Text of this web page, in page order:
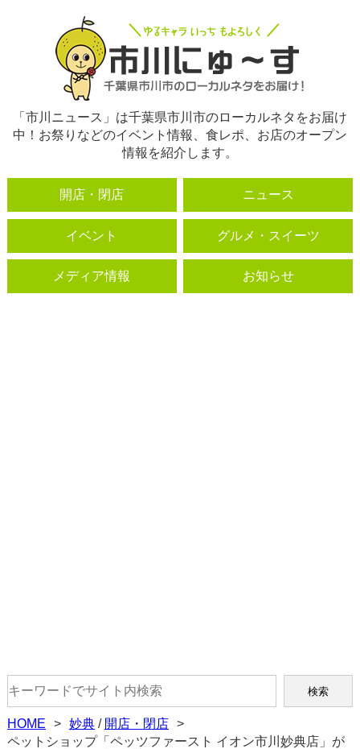
「市川ニュース」は千葉県市川市のローカルネタをお届け
中！お祭りなどのイベント情報、食レポ、お店のオープン
情報を紹介します。
開店・閉店 ニュース
イベント グルメ・スイーツ
メディア情報 お知らせ
HOME 妙典/ 開店・閉店
ペットショップ「ペッツファースト イオン市川妙典店」が